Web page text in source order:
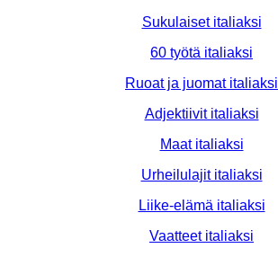
Sukulaiset italiaksi
60 työtä italiaksi
Ruoat ja juomat italiaksi
Adjektiivit italiaksi
Maat italiaksi
Urheilulajit italiaksi
Liike-elämä italiaksi
Vaatteet italiaksi